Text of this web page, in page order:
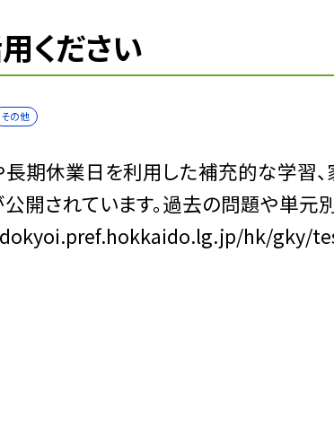
ください
その他
期休業日を利用した補充的な学習
開されています。過去の問題や単元
hk/gky/